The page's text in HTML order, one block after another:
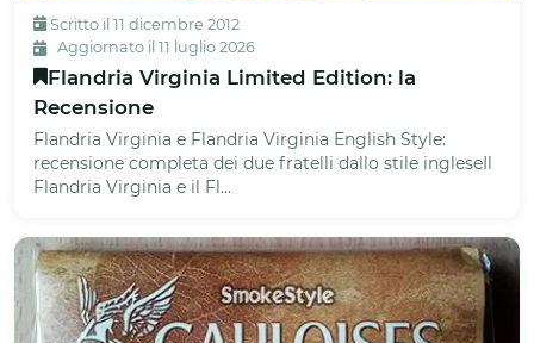
Scritto il 11 dicembre 2012
Aggiornato il 11 luglio 2026
Flandria Virginia Limited Edition: la
Recensione
Flandria Virginia e Flandria Virginia English Style:
recensione completa dei due fratelli dallo stile ingleseIl
Flandria Virginia e il Fl...